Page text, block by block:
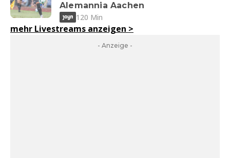
Alemannia Aachen
120 Min
mehr Livestreams anzeigen >
- Anzeige -